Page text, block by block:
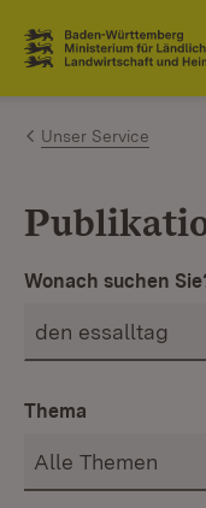
Zum Inhalt
Link zur Startseite
Unser Service
Wonach suchen
Thema